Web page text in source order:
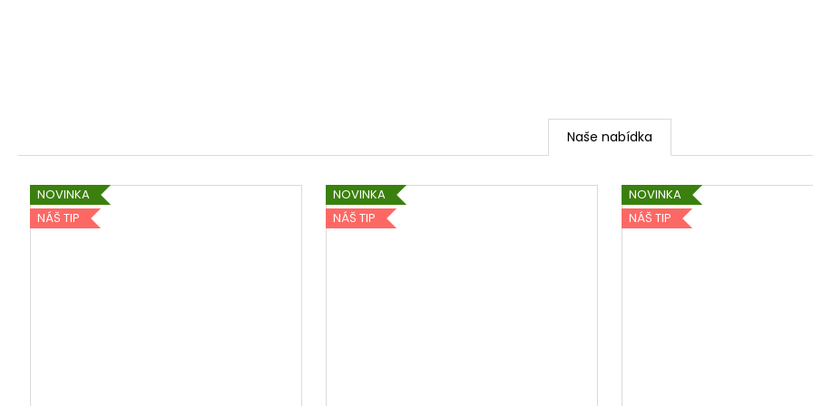
Naše nabídka
NOVINKA
NÁŠ TIP
NOVINKA
NÁŠ TIP
NOVINKA
NÁŠ TIP